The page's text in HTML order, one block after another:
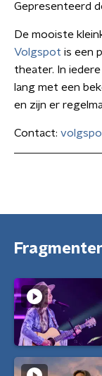
Gepresenteerd
De mooiste
Volgspot is een
theater. In
lang met een
en zijn er
Contact: